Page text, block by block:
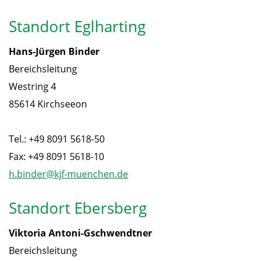
Standort Eglharting
Hans-Jürgen Binder
Bereichsleitung
Westring 4
85614 Kirchseeon
Tel.: +49 8091 5618-50
Fax: +49 8091 5618-10
h.binder@kjf-muenchen.de
Standort Ebersberg
Viktoria Antoni-Gschwendtner
Bereichsleitung